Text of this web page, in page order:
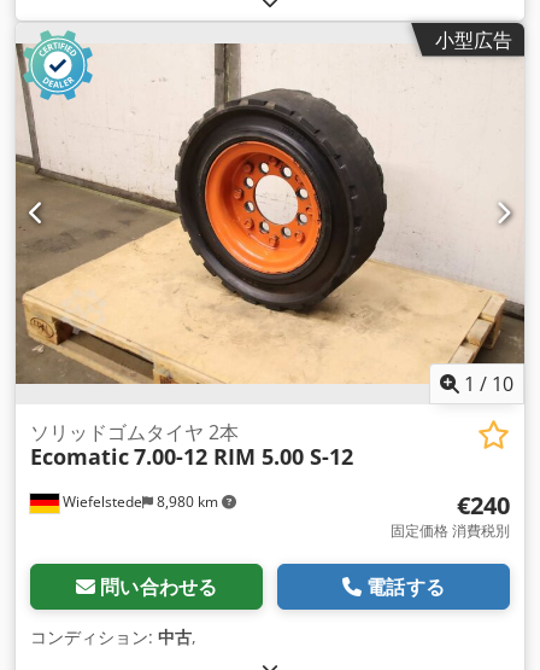
小型広告
1 / 10
Wiefelstede 8,980 km
ソリッドゴムタイヤ 2本
Ecomatic7.00-12 RIM 5.00 S-12
€240
固定価格 消費税別
問い合わせる 電話する
コンディション: 中古,